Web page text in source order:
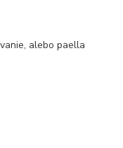
alebo paella